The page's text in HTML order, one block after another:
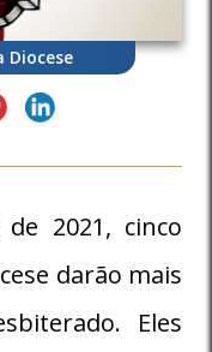
Diocese
2021, cinco
darão mais
Eles